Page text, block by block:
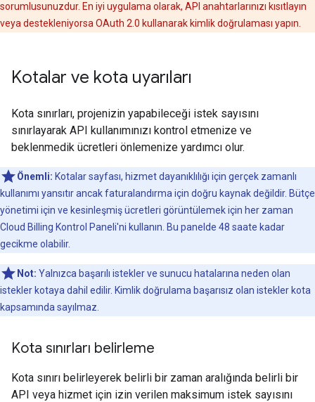
sorumlusunuzdur. En iyi uygulama olarak, API anahtarlarınızı kısıtlayın
veya destekleniyorsa OAuth 2.0 kullanarak kimlik doğrulaması yapın.
Kotalar ve kota uyarıları
Kota sınırları, projenizin yapabileceği istek sayısını
sınırlayarak API kullanımınızı kontrol etmenize ve
beklenmedik ücretleri önlemenize yardımcı olur.
Önemli: Kotalar sayfası, hizmet dayanıklılığı için gerçek zamanlı
kullanımı yansıtır ancak faturalandırma için doğru kaynak değildir. Bütçe
yönetimi için ve kesinleşmiş ücretleri görüntülemek için her zaman
Cloud Billing Kontrol Paneli'ni kullanın. Bu panelde 48 saate kadar
gecikme olabilir.
Not: Yalnızca başarılı istekler ve sunucu hatalarına neden olan
istekler kotaya dahil edilir. Kimlik doğrulama başarısız olan istekler kota
kapsamında sayılmaz.
Kota sınırları belirleme
Kota sınırı belirleyerek belirli bir zaman aralığında belirli bir
API veya hizmet için izin verilen maksimum istek sayısını